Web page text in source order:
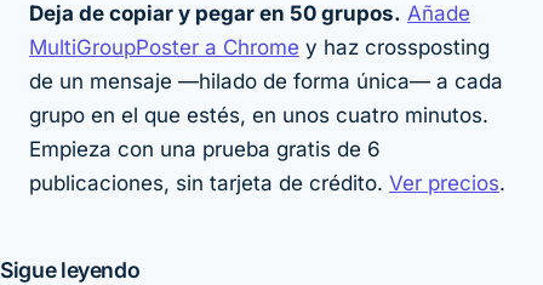
Deja de copiar y pegar en 50 grupos. Añade
MultiGroupPoster a Chrome y haz crossposting
de un mensaje —hilado de forma única— a cada
grupo en el que estés, en unos cuatro minutos.
Empieza con una prueba gratis de 6
publicaciones, sin tarjeta de crédito. Ver precios.
Sigue leyendo